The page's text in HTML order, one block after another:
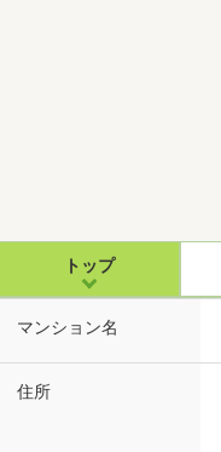
トップ
マンション名
住所